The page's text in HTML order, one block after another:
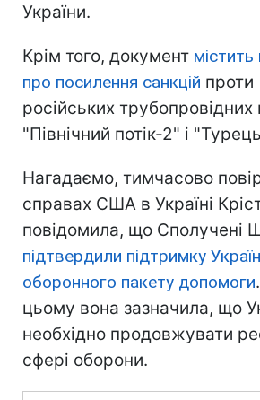
України.
Крім того, документ
про посилення санкцій проти
російських трубопровідних
"Північний потік-2" і
Нагадаємо, тимчасово
справах США в Україні
повідомила, що Сполучені
підтвердили підтримку
оборонного пакету допомоги
цьому вона зазначила, що
необхідно продовжувати
сфері оборони.